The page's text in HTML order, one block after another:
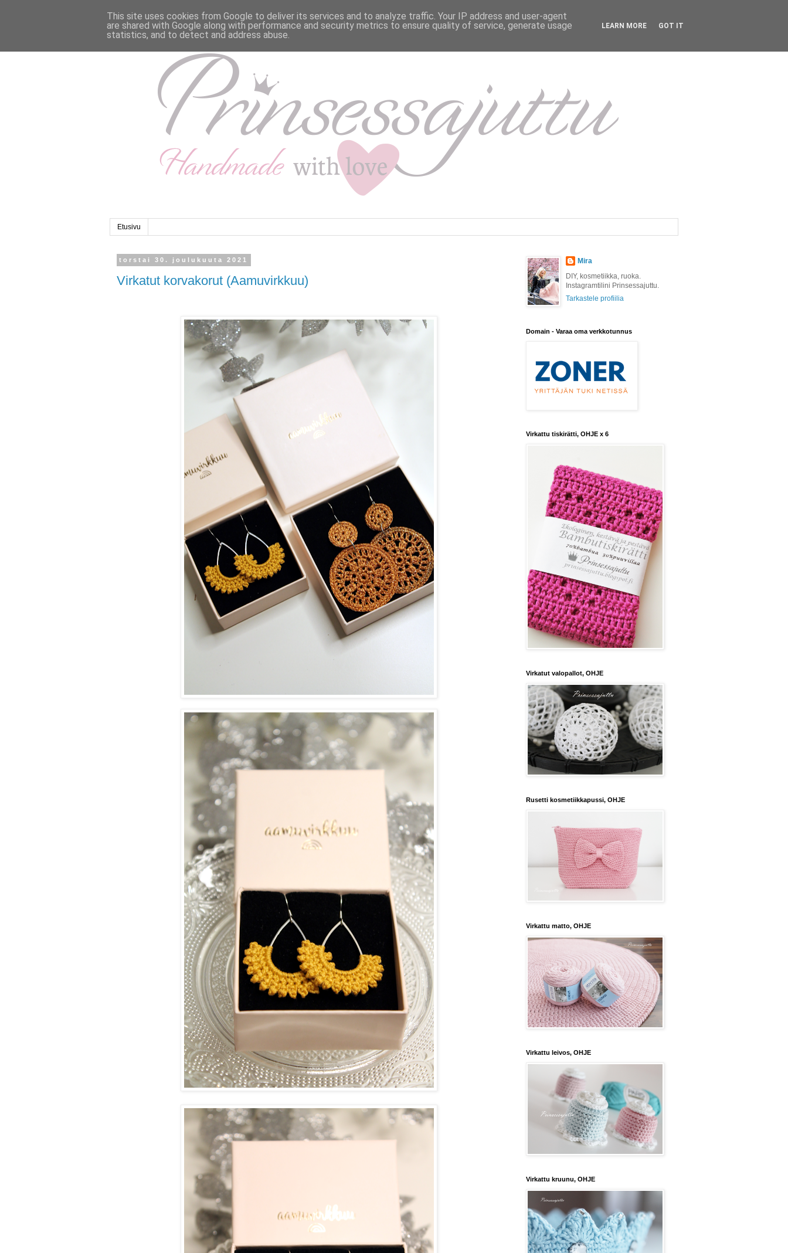
Etusivu
torstai 30. joulukuuta 2021
Virkatut korvakorut (Aamuvirkkuu)
Mira
DIY, kosmetiikka, ruoka.
Instagramtilini Prinsessajuttu.
Tarkastele profiilia
Domain - Varaa oma verkkotunnus
Virkattu tiskirätti, OHJE x 6
Virkatut valopallot, OHJE
Rusetti kosmetiikkapussi, OHJE
Virkattu matto, OHJE
Virkattu leivos, OHJE
Virkattu kruunu, OHJE
This site uses cookies from Google to deliver its services and to analyze traffic. Your IP address and user-agent
are shared with Google along with performance and security metrics to ensure quality of service, generate usage
statistics, and to detect and address abuse.
LEARN MORE GOT IT